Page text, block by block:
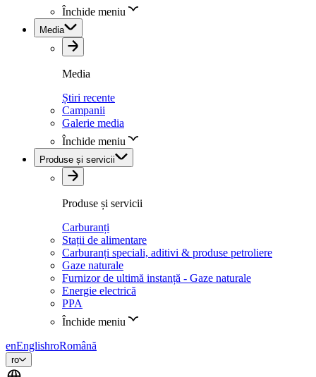
Închide meniu
Media
Media
Știri recente
Campanii
Galerie media
Închide meniu
Produse și servicii
Produse și servicii
Carburanți
Stații de alimentare
Carburanți speciali, aditivi & produse petroliere
Gaze naturale
Furnizor de ultimă instanță - Gaze naturale
Energie electrică
PPA
Închide meniu
enEnglishroRomână
ro